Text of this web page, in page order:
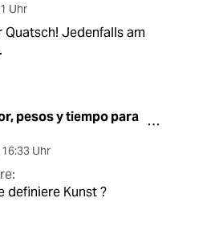
Uhr
Quatsch! Jedenfalls am
pesos y tiempo para
16:33 Uhr
definiere Kunst ?